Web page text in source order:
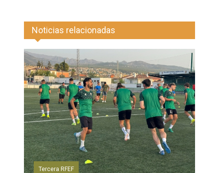
Noticias relacionadas
Tercera RFEF